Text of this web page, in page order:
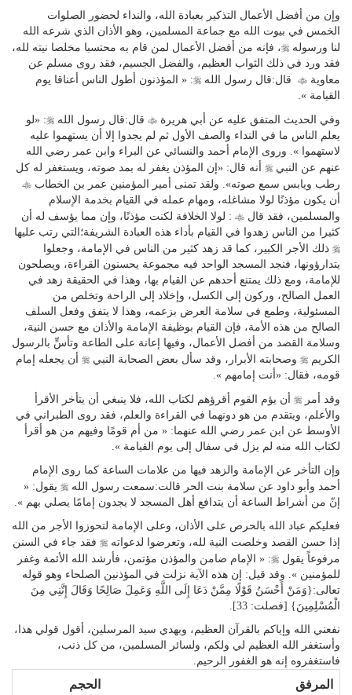
وإن من أفضل الأعمال التذكير بعبادة الله، والنداء لحضور الصلوات
الخمس في بيوت الله مع جماعة المسلمين، وهو الأذان الذي شرعه الله
لنا ورسوله r، فإنه من أفضل الأعمال لمن قام به محتسبا مخلصا نيته لله،
فقد ورد في ذلك الثواب العظيم، والفضل الجسيم، فقد روى مسلم عن
معاوية t قال:قال رسول الله r: « المؤذنون أطول الناس أعناقا يوم
القيامة ».
وفي الحديث المتفق عليه عن أبي هريرة t قال:قال رسول الله r: «لو
يعلم الناس ما في النداء والصف الأول ثم لم يجدوا إلا أن يستهموا عليه
لاستهموا ». وروى الإمام أحمد والنسائي عن البراء وابن عمر رضي الله
عنهم عن النبي r أنه قال: «إن المؤذن يغفر له بمد صوته، ويستغفر له كل
رطب ويابس سمع صوته». ولقد تمنى أمير المؤمنين عمر بن الخطاب t
أن يكون مؤذنًا لولا مشاغله، ومهام عمله في القيام بخدمة الإسلام
والمسلمين، فقد قال t : لولا الخلافة لكنت مؤذنًا، وإن مما يؤسف له أن
كثيرا من الناس زهدوا في القيام بأداء هذه العبادة الشريفة؛التي رتب عليها
r ذلك الأجر الكبير، كما قد زهد كثير من الناس في الإمامة، وجعلوا
يتدارؤونها، فنجد المسجد الواحد فيه مجموعة يحسنون القراءة، ويصلحون
للإمامة، ومع ذلك يمتنع أحدهم عن القيام بها، وهذا في الحقيقة زهد في
العمل الصالح، وركون إلى الكسل، وإخلاد إلى الراحة وتخلص من
المسئولية، وطمع في سلامة العرض بزعمه، وهذا لا يتفق وفعل السلف
الصالح من هذه الأمة، فإن القيام بوظيفة الإمامة والأذان مع حسن النية،
وسلامة القصد من أفضل الأعمال، وفيها إعانة على الطاعة وتأسٍّ بالرسول
الكريم r وصحابته الأبرار، وقد سأل بعض الصحابة النبي r أن يجعله إمام
قومه، فقال: «أنت إمامهم ».
وقد أمر r أن يؤم القوم أقرؤهم لكتاب الله، فلا ينبغي أن يتأخر الأقرأ
والأعلم، ويتقدم من هو دونهما في القراءة والعلم، فقد روى الطبراني في
الأوسط عن ابن عمر رضي الله عنهما: « من أم قومًا وفيهم من هو أقرأ
لكتاب الله منه لم يزل في سفال إلى يوم القيامة ».
وإن التأخر عن الإمامة والزهد فيها من علامات الساعة كما روى الإمام
أحمد وأبو داود عن سلامة بنت الحر قالت:سمعت رسول الله r يقول: «
إنّ من أشراط الساعة أن يتدافع أهل المسجد لا يجدون إمامًا يصلي بهم ».
فعليكم عباد الله بالحرص على الأذان، وعلى الإمامة لتحوزوا الأجر من الله
إذا حسن القصد وخلصت النية لله، وتعرضوا لدعواته r فقد جاء في السنن
مرفوعاً يقول r: « الإمام ضامن والمؤذن مؤتمن، فأرشد الله الأئمة وغفر
للمؤمنين ». وقد قيل: إن هذه الآية نزلت في المؤذنين الصلحاء وهو قوله
تعالى:{وَمَنْ أَحْسَنُ قَوْلًا مِمَّنْ دَعَا إِلَى اللَّهِ وَعَمِلَ صَالِحًا وَقَالَ إِنَّنِي مِنَ
الْمُسْلِمِينَ} [فصلت: 33].
نفعني الله وإياكم بالقرآن العظيم، وبهدي سيد المرسلين، أقول قولي هذا،
وأستغفر الله العظيم لي ولكم، ولسائر المسلمين، من كل ذنب،
فاستغفروه إنه هو الغفور الرحيم.
المرفق الحجم